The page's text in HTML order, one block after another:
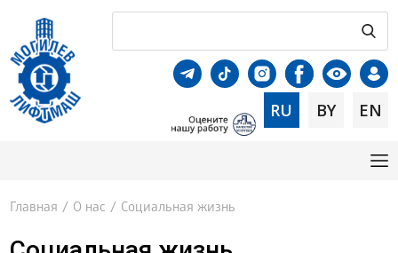
RU BY EN
Главная / О нас / Социальная жизнь